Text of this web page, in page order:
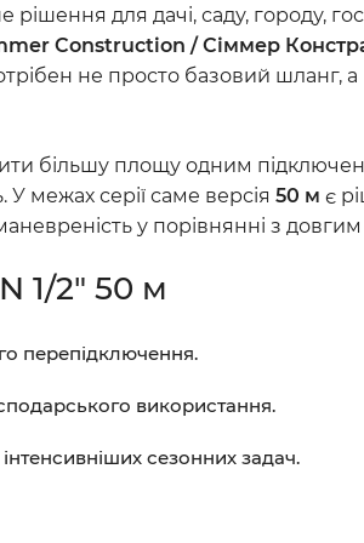
для дачі, саду, городу,
Construction / Сіммер
не просто базовий
більшу площу одним
У межах серії саме версія 50 м є
у порівнянні з
1/2" 50 м
перепідключення.
використання.
сезонних задач.